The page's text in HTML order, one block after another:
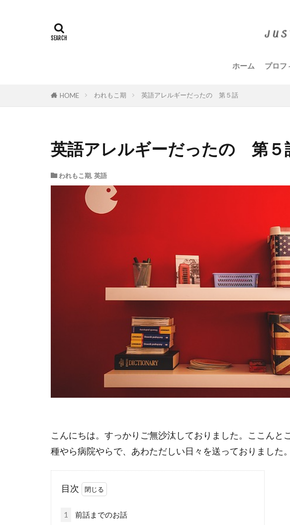
ホーム プロフ
HOME われもこ期 英語アレルギーだったの 第５話
英語アレルギーだったの 第５
われもこ期, 英語
こんにちは。すっかりご無沙汰しておりました。ここんと
種やら病院やらで、あわただしい日々を送っておりました
目次
1 前話までのお話